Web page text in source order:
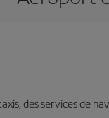
des services de